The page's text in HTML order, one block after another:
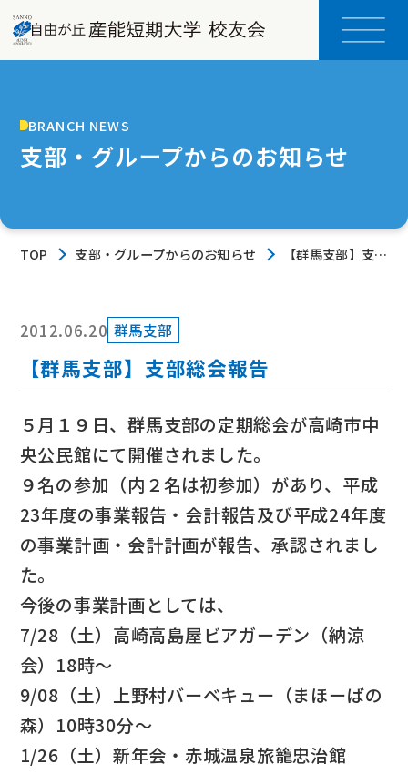
BRANCH NEWS
支部・グループからのお知らせ
TOP 支部・グループからのお知らせ
【群馬支部】支部
2012.06.20 群馬支部
【群馬支部】支部総会報告
５月１９日、群馬支部の定期総会が高崎市中
央公民館にて開催されました。
９名の参加（内２名は初参加）があり、平成
23年度の事業報告・会計報告及び平成24年度
の事業計画・会計計画が報告、承認されまし
た。
今後の事業計画としては、
7/28（土）高崎高島屋ビアガーデン（納涼
会）18時～
9/08（土）上野村バーベキュー（まほーばの
森）10時30分～
1/26（土）新年会・赤城温泉旅籠忠治館